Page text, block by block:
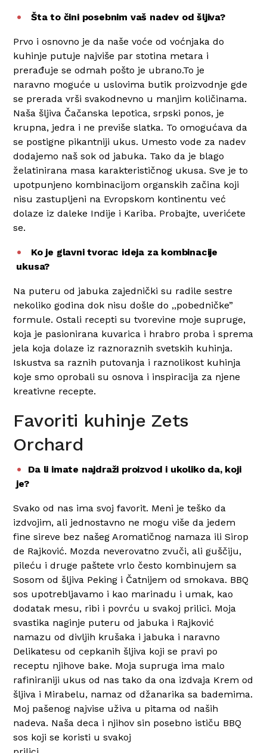
Šta to čini posebnim vaš nadev od šljiva?
Prvo i osnovno je da naše voće od voćnjaka do
kuhinje putuje najviše par stotina metara i
prerađuje se odmah pošto je ubrano.To je
naravno moguće u uslovima butik proizvodnje gde
se prerada vrši svakodnevno u manjim količinama.
Naša šljiva Čačanska lepotica, srpski ponos, je
krupna, jedra i ne previše slatka. To omogućava da
se postigne pikantniji ukus. Umesto vode za nadev
dodajemo naš sok od jabuka. Tako da je blago
želatinirana masa karakterističnog ukusa. Sve je to
upotpunjeno kombinacijom organskih začina koji
nisu zastupljeni na Evropskom kontinentu već
dolaze iz daleke Indije i Kariba. Probajte, uverićete
se.
Ko je glavni tvorac ideja za kombinacije
ukusa?
Na puteru od jabuka zajednički su radile sestre
nekoliko godina dok nisu došle do ,,pobedničke”
formule. Ostali recepti su tvorevine moje supruge,
koja je pasionirana kuvarica i hrabro proba i sprema
jela koja dolaze iz raznoraznih svetskih kuhinja.
Iskustva sa raznih putovanja i raznolikost kuhinja
koje smo oprobali su osnova i inspiracija za njene
kreativne recepte.
Favoriti kuhinje Zets
Orchard
Da li imate najdraži proizvod i ukoliko da, koji
je?
Svako od nas ima svoj favorit. Meni je teško da
izdvojim, ali jednostavno ne mogu više da jedem
fine sireve bez našeg Aromatičnog namaza ili Sirop
de Rajković. Mozda neverovatno zvuči, ali guščiju,
pileću i druge paštete vrlo često kombinujem sa
Sosom od šljiva Peking i Čatnijem od smokava. BBQ
sos upotrebljavamo i kao marinadu i umak, kao
dodatak mesu, ribi i povrću u svakoj prilici. Moja
svastika naginje puteru od jabuka i Rajković
namazu od divljih krušaka i jabuka i naravno
Delikatesu od cepkanih šljiva koji se pravi po
receptu njihove bake. Moja supruga ima malo
rafiniraniji ukus od nas tako da ona izdvaja Krem od
šljiva i Mirabelu, namaz od džanarika sa bademima.
Moj pašenog najvise uživa u pitama od naših
nadeva. Naša deca i njihov sin posebno ističu BBQ
sos koji se koristi u svakoj